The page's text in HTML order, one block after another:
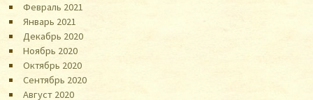
Февраль 2021
Январь 2021
Декабрь 2020
Ноябрь 2020
Октябрь 2020
Сентябрь 2020
Август 2020